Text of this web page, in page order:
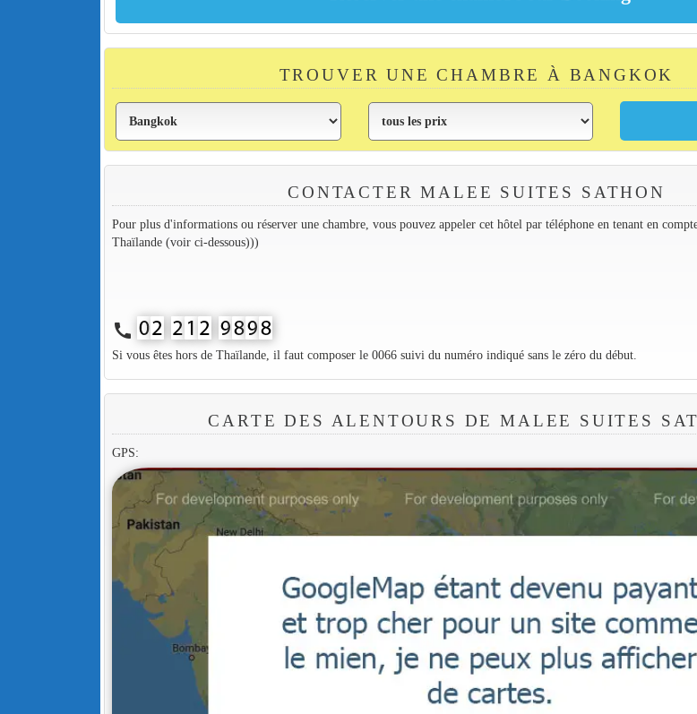
TROUVER UNE CHAMBRE À BANGKOK
CONTACTER MALEE SUITES SATHON
Pour plus d'informations ou réserver une chambre, vous pouvez appeler cet hôtel par téléphone en tenant en
Thaïlande (voir ci-dessous)))
call
Si vous êtes hors de Thaïlande, il faut composer le 0066 suivi du numéro indiqué sans le zéro du début.
CARTE DES ALENTOURS DE MALEE SUITES
GPS: